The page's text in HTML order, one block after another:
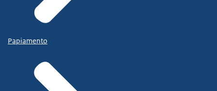
Papiamento